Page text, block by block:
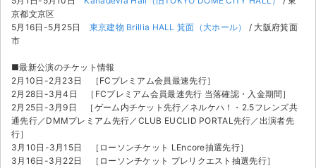
サイト情報
チケットジャム運営会社
京都文京区
5月16日-5月25日 東京建物 Brillia HALL 箕面（大ホール）
/ 大阪府箕面
市
■最新公演のチケット情報
2月10日-2月23日 ［FCプレミアム会員最速先行］
2月28日-3月4日 ［FCプレミアム会員最速先行 当落確認・入金期間］
2月25日-3月9日 ［ゲーム内チケット先行／ネルケハ！・2.5フレンズ共
通先行／DMMプレミアム先行／CLUB EUCLID PORTAL先行／出演者先
行］
3月10日-3月15日 ［ローソンチケット LEncore抽選先行］
3月16日-3月22日 ［ローソンチケット プレリクエスト抽選先行］